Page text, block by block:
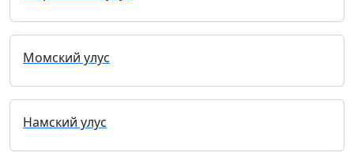
Момский улус
Намский улус